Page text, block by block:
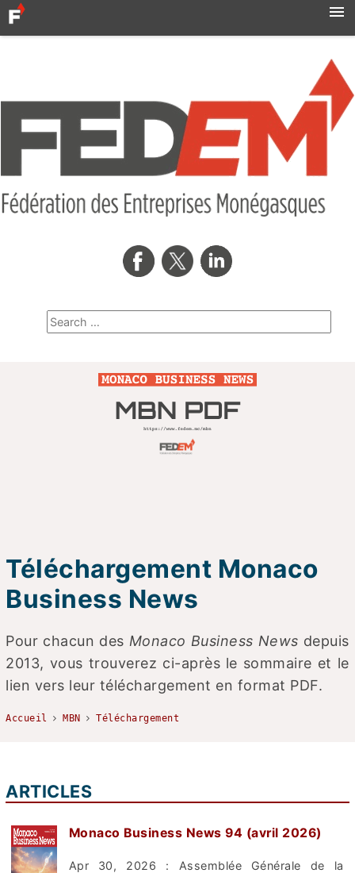
MBN
Formation professionnelle
Téléchargement Monaco
Business News
Pour chacun des Monaco Business News depuis
2013, vous trouverez ci-après le sommaire et le
lien vers leur téléchargement en format PDF.
Accueil MBN Téléchargement
ARTICLES
Monaco Business News 94 (avril 2026)
Apr 30, 2026 : Assemblée Générale de la